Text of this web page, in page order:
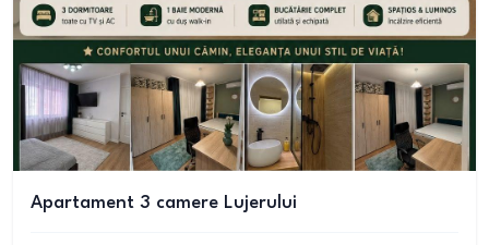
Apartament 3 camere Lujerului